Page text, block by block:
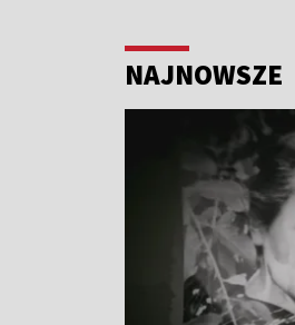
NAJNOWSZE